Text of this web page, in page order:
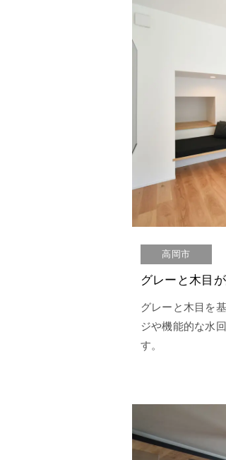
高岡市
グレーと木目
グレーと木目を
ジや機能的な水
す。